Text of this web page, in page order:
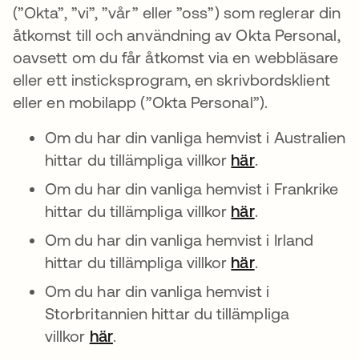
(”Okta”, ”vi”, ”vår” eller ”oss”) som reglerar din
åtkomst till och användning av Okta Personal,
oavsett om du får åtkomst via en webbläsare
eller ett insticksprogram, en skrivbordsklient
eller en mobilapp (”Okta Personal”).
Om du har din vanliga hemvist i Australien
hittar du tillämpliga villkor här.
Om du har din vanliga hemvist i Frankrike
hittar du tillämpliga villkor här.
Om du har din vanliga hemvist i Irland
hittar du tillämpliga villkor här.
Om du har din vanliga hemvist i
Storbritannien hittar du tillämpliga
villkor här.